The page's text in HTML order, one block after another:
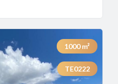
1000m²
TE0222